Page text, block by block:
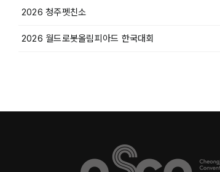
2026 청주펫친소
2026 월드로봇올림피아드 한국대회